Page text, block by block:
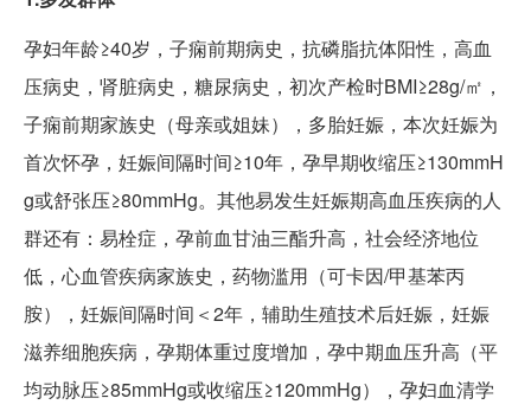
孕妇年龄≥40岁，子痫前期病史，抗磷脂抗体阳性，高血
压病史，肾脏病史，糖尿病史，初次产检时BMI≥28g/㎡，
子痫前期家族史（母亲或姐妹），多胎妊娠，本次妊娠为
首次怀孕，妊娠间隔时间≥10年，孕早期收缩压≥130mmH
g或舒张压≥80mmHg。其他易发生妊娠期高血压疾病的人
群还有：易栓症，孕前血甘油三酯升高，社会经济地位
低，心血管疾病家族史，药物滥用（可卡因/甲基苯丙
胺），妊娠间隔时间＜2年，辅助生殖技术后妊娠，妊娠
滋养细胞疾病，孕期体重过度增加，孕中期血压升高（平
均动脉压≥85mmHg或收缩压≥120mmHg），孕妇血清学